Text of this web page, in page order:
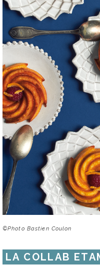
©Photo Bastien Coulon
LA COLLAB